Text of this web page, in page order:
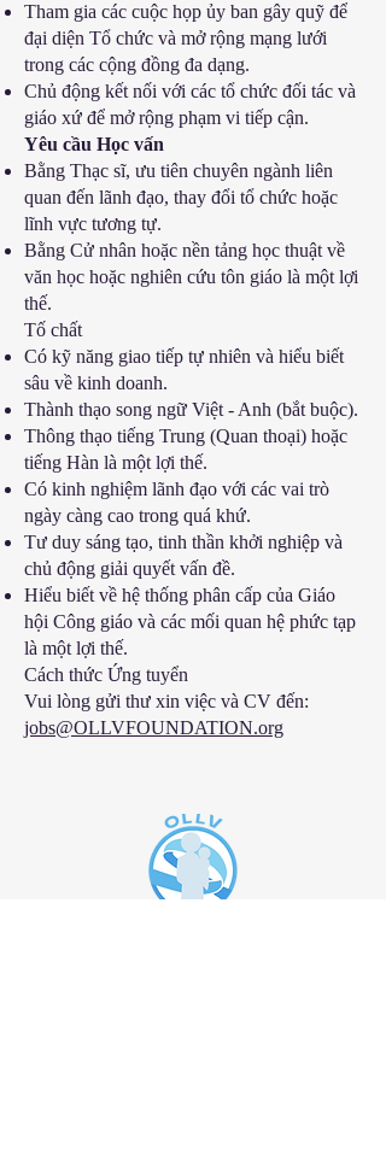
Tham gia các cuộc họp ủy ban gây quỹ để
đại diện Tổ chức và mở rộng mạng lưới
trong các cộng đồng đa dạng.
Chủ động kết nối với các tổ chức đối tác và
giáo xứ để mở rộng phạm vi tiếp cận.
Yêu cầu Học vấn
Bằng Thạc sĩ, ưu tiên chuyên ngành liên
quan đến lãnh đạo, thay đổi tổ chức hoặc
lĩnh vực tương tự.
Bằng Cử nhân hoặc nền tảng học thuật về
văn học hoặc nghiên cứu tôn giáo là một lợi
thế.
Tố chất
Có kỹ năng giao tiếp tự nhiên và hiểu biết
sâu về kinh doanh.
Thành thạo song ngữ Việt - Anh (bắt buộc).
Thông thạo tiếng Trung (Quan thoại) hoặc
tiếng Hàn là một lợi thế.
Có kinh nghiệm lãnh đạo với các vai trò
ngày càng cao trong quá khứ.
Tư duy sáng tạo, tinh thần khởi nghiệp và
chủ động giải quyết vấn đề.
Hiểu biết về hệ thống phân cấp của Giáo
hội Công giáo và các mối quan hệ phức tạp
là một lợi thế.
Cách thức Ứng tuyển
Vui lòng gửi thư xin việc và CV đến:
jobs@OLLVFOUNDATION.org